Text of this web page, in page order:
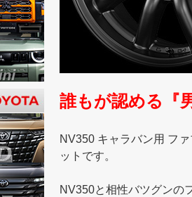
誰もが認める『
NV350 キャラバン用 フ
ットです。
NV350と相性バツグンの